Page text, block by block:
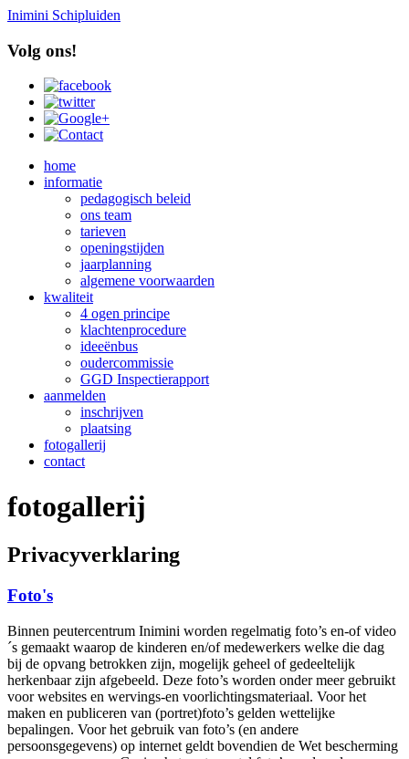
Inimini Schipluiden
Volg ons!
home
informatie
pedagogisch beleid
ons team
tarieven
openingstijden
jaarplanning
algemene voorwaarden
kwaliteit
4 ogen principe
klachtenprocedure
ideeënbus
oudercommissie
GGD Inspectierapport
aanmelden
inschrijven
plaatsing
fotogallerij
contact
fotogallerij
Privacyverklaring
Foto's
Binnen peutercentrum Inimini worden regelmatig foto’s en-of video
´s gemaakt waarop de kinderen en/of medewerkers welke die dag
bij de opvang betrokken zijn, mogelijk geheel of gedeeltelijk
herkenbaar zijn afgebeeld. Deze foto’s worden onder meer gebruikt
voor websites en wervings-en voorlichtingsmateriaal. Voor het
maken en publiceren van (portret)foto’s gelden wettelijke
bepalingen. Voor het gebruik van foto’s (en andere
persoonsgegevens) op internet geldt bovendien de Wet bescherming